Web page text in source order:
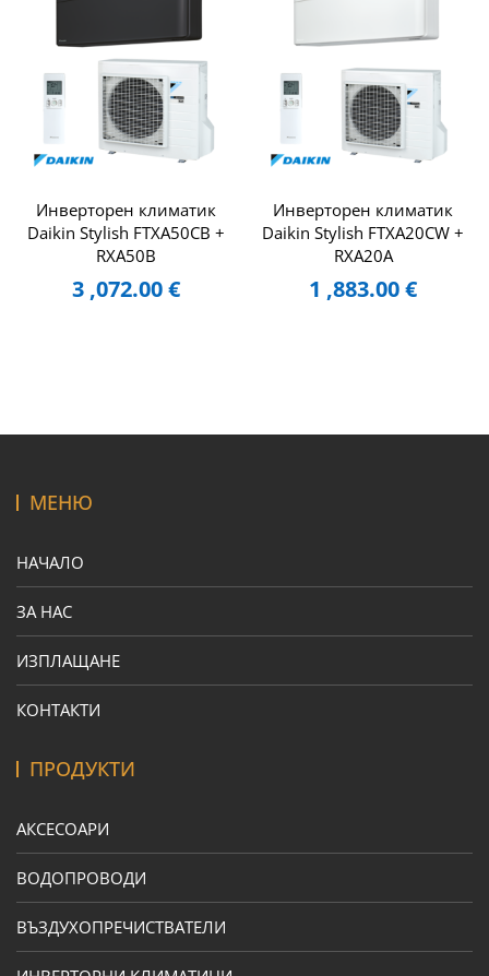
Инверторен климатик
Daikin Stylish FTXA50CB +
RXA50B
3 ,072.00€
Инверторен климатик
Daikin Stylish FTXA20CW +
RXA20A
1 ,883.00€
МЕНЮ
НАЧАЛО
ЗА НАС
ИЗПЛАЩАНЕ
КОНТАКТИ
ПРОДУКТИ
АКСЕСОАРИ
ВОДОПРОВОДИ
ВЪЗДУХОПРЕЧИСТВАТЕЛИ